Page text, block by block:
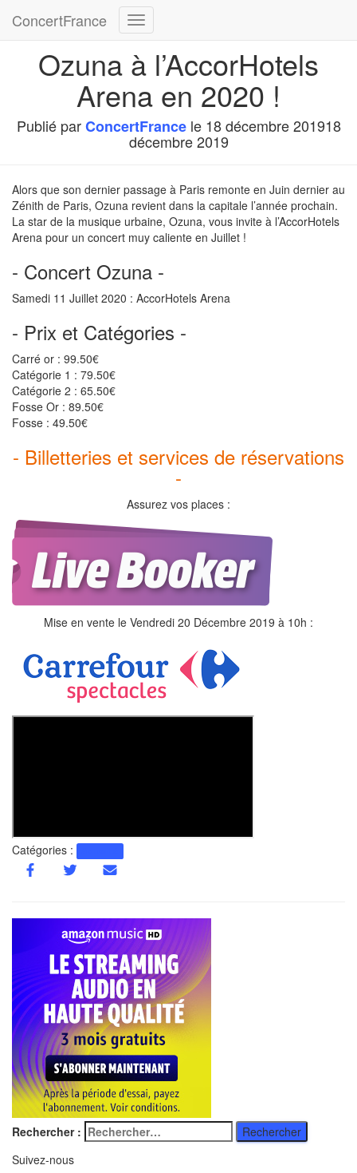
ConcertFrance
Déplier
navigation
Ozuna à l’AccorHotels
Arena en 2020 !
Publié parConcertFrancele 18 décembre 201918
décembre 2019
Alors que son dernier passage à Paris remonte en Juin dernier au
Zénith de Paris, Ozuna revient dans la capitale l’année prochain.
La star de la musique urbaine, Ozuna, vous invite à l’AccorHotels
Arena pour un concert muy caliente en Juillet !
- Concert Ozuna -
Samedi 11 Juillet 2020 : AccorHotels Arena
- Prix et Catégories -
Carré or : 99.50€
Catégorie 1 : 79.50€
Catégorie 2 : 65.50€
Fosse Or : 89.50€
Fosse : 49.50€
- Billetteries et services de réservations
-
Assurez vos places :
Mise en vente le Vendredi 20 Décembre 2019 à 10h :
Catégories :
Rechercher :
Suivez-nous